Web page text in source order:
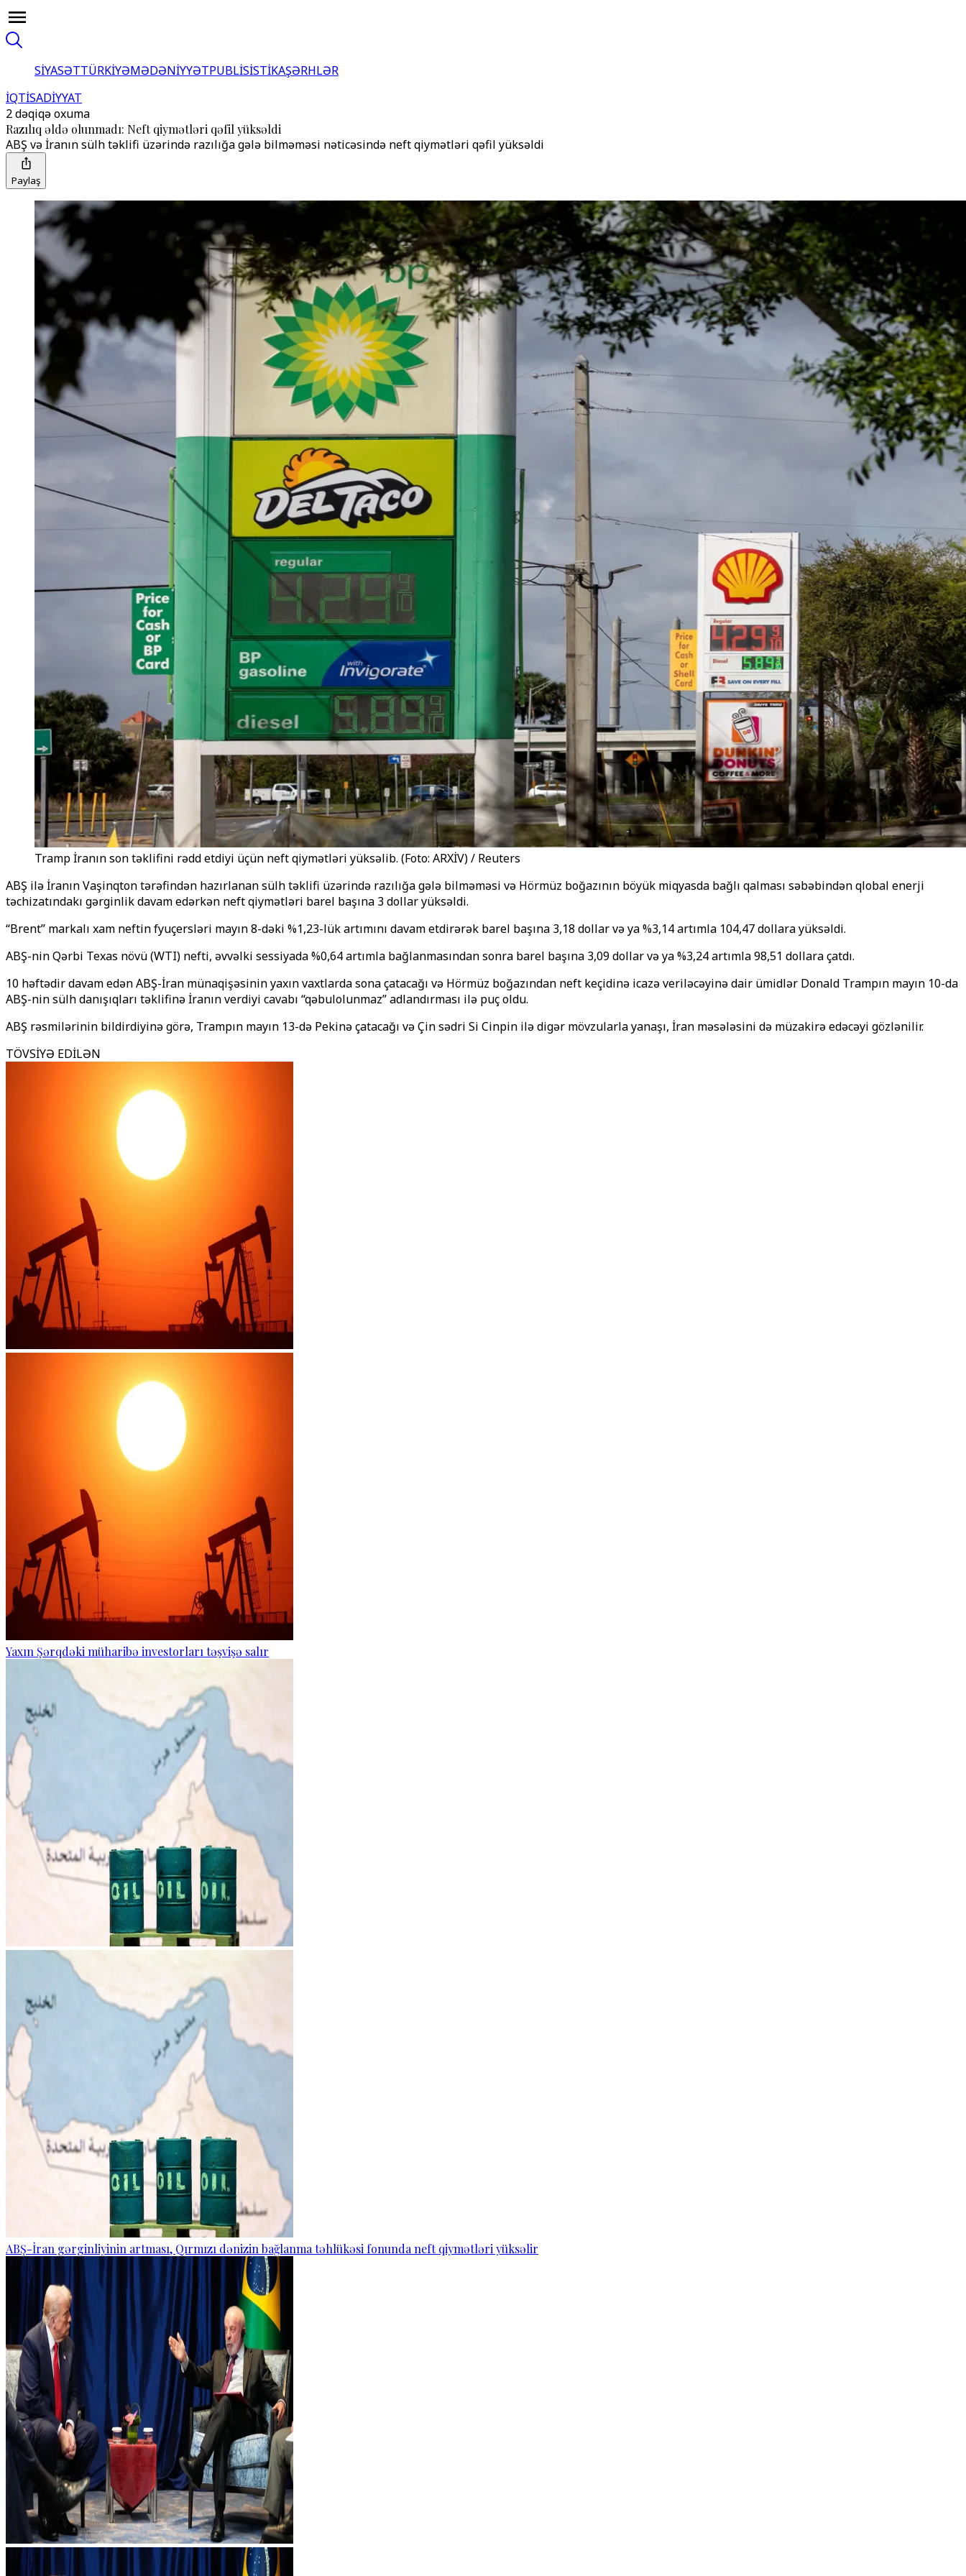
SİYASƏTTÜRKİYƏMƏDƏNİYYƏTPUBLİSİSTİKAŞƏRHLƏR
İQTİSADİYYAT
2 dəqiqə oxuma
Razılıq əldə olunmadı: Neft qiymətləri qəfil yüksəldi
ABŞ və İranın sülh təklifi üzərində razılığa gələ bilməməsi nəticəsində neft qiymətləri qəfil yüksəldi
Paylaş
Tramp İranın son təklifini rədd etdiyi üçün neft qiymətləri yüksəlib. (Foto: ARXİV) / Reuters
ABŞ ilə İranın Vaşinqton tərəfindən hazırlanan sülh təklifi üzərində razılığa gələ bilməməsi və Hörmüz boğazının böyük miqyasda bağlı qalması səbəbindən qlobal enerji
təchizatındakı gərginlik davam edərkən neft qiymətləri barel başına 3 dollar yüksəldi.
“Brent” markalı xam neftin fyuçersləri mayın 8-dəki %1,23-lük artımını davam etdirərək barel başına 3,18 dollar və ya %3,14 artımla 104,47 dollara yüksəldi.
ABŞ-nin Qərbi Texas növü (WTI) nefti, əvvəlki sessiyada %0,64 artımla bağlanmasından sonra barel başına 3,09 dollar və ya %3,24 artımla 98,51 dollara çatdı.
10 həftədir davam edən ABŞ-İran münaqişəsinin yaxın vaxtlarda sona çatacağı və Hörmüz boğazından neft keçidinə icazə veriləcəyinə dair ümidlər Donald Trampın mayın 10-da
ABŞ-nin sülh danışıqları təklifinə İranın verdiyi cavabı “qəbulolunmaz” adlandırması ilə puç oldu.
ABŞ rəsmilərinin bildirdiyinə görə, Trampın mayın 13-də Pekinə çatacağı və Çin sədri Si Cinpin ilə digər mövzularla yanaşı, İran məsələsini də müzakirə edəcəyi gözlənilir.
TÖVSİYƏ EDİLƏN
Yaxın Şərqdəki müharibə investorları təşvişə salır
ABŞ-İran gərginliyinin artması, Qırmızı dənizin bağlanma təhlükəsi fonunda neft qiymətləri yüksəlir